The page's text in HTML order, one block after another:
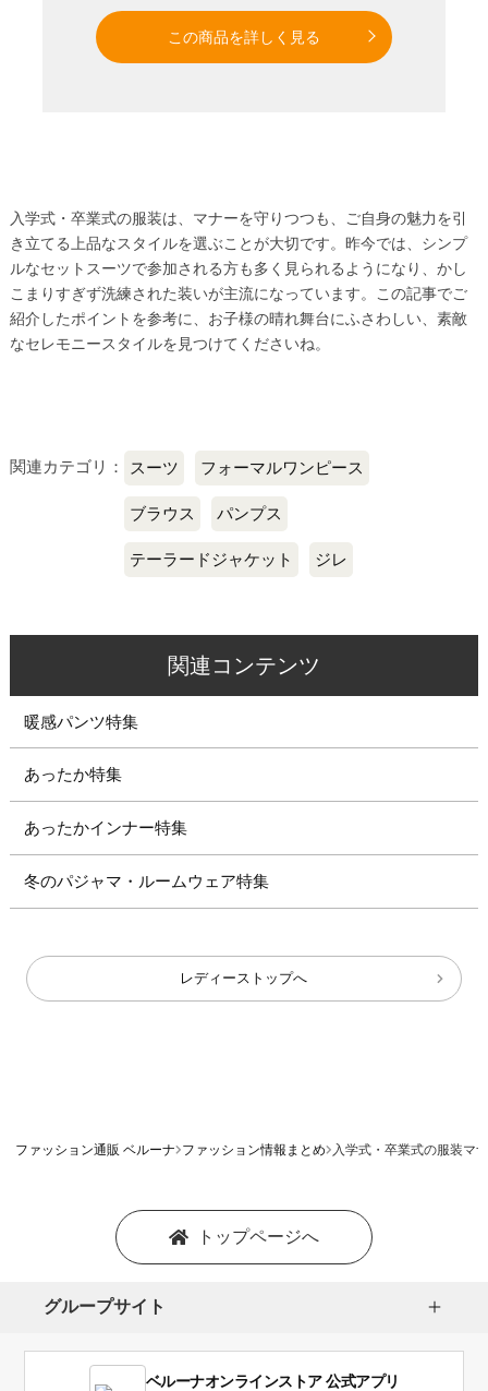
ファッション通販 ベルーナ ファッション情報まとめ 入学式・卒業式の服装マ
この商品を詳しく見る
入学式・卒業式の服装は、マナーを守りつつも、ご自身の魅力を引
き立てる上品なスタイルを選ぶことが大切です。昨今では、シンプ
ルなセットスーツで参加される方も多く見られるようになり、かし
こまりすぎず洗練された装いが主流になっています。この記事でご
紹介したポイントを参考に、お子様の晴れ舞台にふさわしい、素敵
なセレモニースタイルを見つけてくださいね。
関連カテゴリ： スーツ フォーマルワンピース
ブラウス パンプス
テーラードジャケット ジレ
関連コンテンツ
暖感パンツ特集
あったか特集
あったかインナー特集
冬のパジャマ・ルームウェア特集
レディーストップへ
トップページへ
グループサイト
ベルーナオンラインストア 公式アプリ